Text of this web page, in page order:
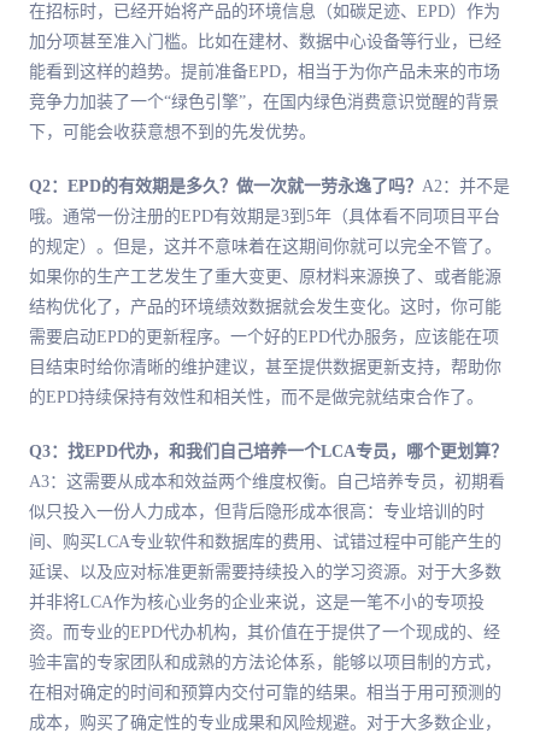
在招标时，已经开始将产品的环境信息（如碳足迹、EPD）作为
加分项甚至准入门槛。比如在建材、数据中心设备等行业，已经
能看到这样的趋势。提前准备EPD，相当于为你产品未来的市场
竞争力加装了一个“绿色引擎”，在国内绿色消费意识觉醒的背景
下，可能会收获意想不到的先发优势。
Q2：EPD的有效期是多久？做一次就一劳永逸了吗？ A2：并不是
哦。通常一份注册的EPD有效期是3到5年（具体看不同项目平台
的规定）。但是，这并不意味着在这期间你就可以完全不管了。
如果你的生产工艺发生了重大变更、原材料来源换了、或者能源
结构优化了，产品的环境绩效数据就会发生变化。这时，你可能
需要启动EPD的更新程序。一个好的EPD代办服务，应该能在项
目结束时给你清晰的维护建议，甚至提供数据更新支持，帮助你
的EPD持续保持有效性和相关性，而不是做完就结束合作了。
Q3：找EPD代办，和我们自己培养一个LCA专员，哪个更划算？
A3：这需要从成本和效益两个维度权衡。自己培养专员，初期看
似只投入一份人力成本，但背后隐形成本很高：专业培训的时
间、购买LCA专业软件和数据库的费用、试错过程中可能产生的
延误、以及应对标准更新需要持续投入的学习资源。对于大多数
并非将LCA作为核心业务的企业来说，这是一笔不小的专项投
资。而专业的EPD代办机构，其价值在于提供了一个现成的、经
验丰富的专家团队和成熟的方法论体系，能够以项目制的方式，
在相对确定的时间和预算内交付可靠的结果。相当于用可预测的
成本，购买了确定性的专业成果和风险规避。对于大多数企业，